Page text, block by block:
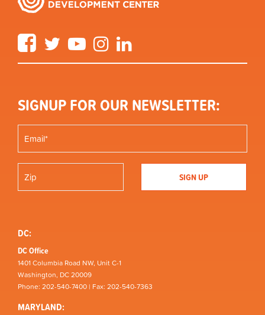
FacebookTwitter YouTube Instagram
SIGNUP FOR OUR NEWSLETTER:
DC:
DC Office
1401 Columbia Road NW, Unit C-1
Washington, DC 20009
Phone: 202-540-7400 | Fax: 202-540-7363
MARYLAND: